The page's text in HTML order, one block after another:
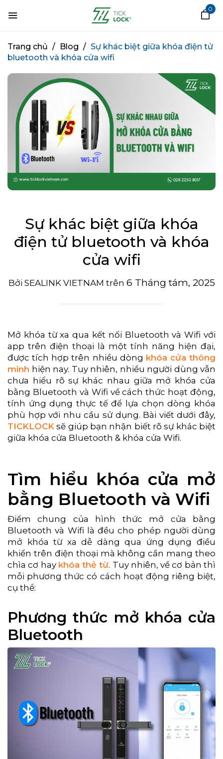
0
Trang chủ / Blog / Sự khác biệt giữa khóa điện tử
bluetooth và khóa cửa wifi
Sự khác biệt giữa khóa
điện tử bluetooth và khóa
cửa wifi
Bởi SEALINK VIETNAM trên 6 Tháng tám, 2025
Mở khóa từ xa qua kết nối Bluetooth và Wifi với
app trên điện thoại là một tính năng hiện đại,
được tích hợp trên nhiều dòng khóa cửa thông
minh hiện nay. Tuy nhiên, nhiều người dùng vẫn
chưa hiểu rõ sự khác nhau giữa mở khóa cửa
bằng Bluetooth và Wifi về cách thức hoạt động,
tính ứng dụng thực tế để lựa chọn dòng khóa
phù hợp với nhu cầu sử dụng. Bài viết dưới đây,
TICKLOCK sẽ giúp bạn nhận biết rõ sự khác biệt
giữa khóa cửa Bluetooth & khóa cửa Wifi.
Tìm hiểu khóa cửa mở
bằng Bluetooth và Wifi
Điểm chung của hình thức mở cửa bằng
Bluetooth và Wifi là đều cho phép người dùng
mở khóa từ xa dễ dàng qua ứng dụng điều
khiển trên điện thoại mà không cần mang theo
chìa cơ hay khóa thẻ từ. Tuy nhiên, về cơ bản thì
mỗi phương thức có cách hoạt động riêng biệt,
cụ thể:
Phương thức mở khóa cửa
Bluetooth